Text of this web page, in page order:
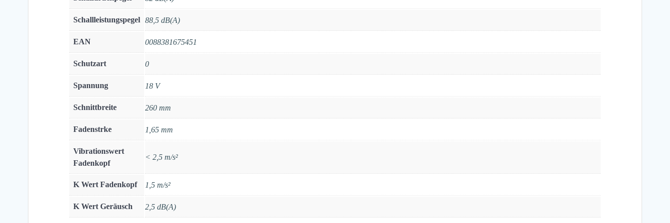
Schallleistungspegel 88,5 dB(A)
EAN 0088381675451
Schutzart 0
Spannung 18 V
Schnittbreite 260 mm
Fadenstrke 1,65 mm
Vibrationswert
Fadenkopf
< 2,5 m/s²
K Wert Fadenkopf 1,5 m/s²
K Wert Geräusch 2,5 dB(A)